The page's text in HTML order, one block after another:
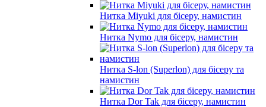
Нитка Miyuki для бісеру, намистин
Нитка Nymo для бісеру, намистин
Нитка S-lon (Superlon) для бісеру та
намистин
Нитка Dor Tak для бісеру, намистин